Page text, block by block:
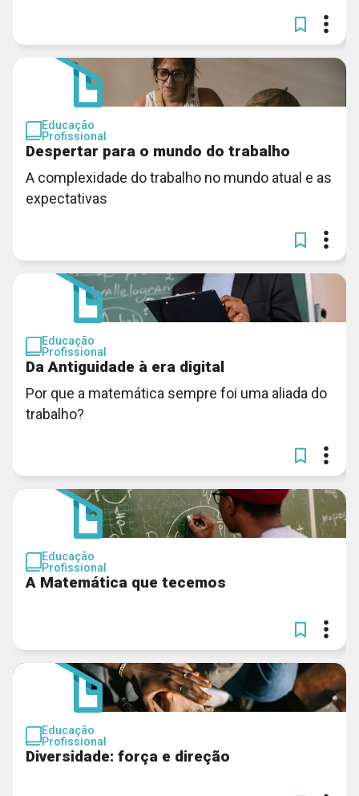
Educação
Profissional
Despertar para o mundo do trabalho
A complexidade do trabalho no mundo atual e as
expectativas
Educação
Profissional
Da Antiguidade à era digital
Por que a matemática sempre foi uma aliada do
trabalho?
Educação
Profissional
A Matemática que tecemos
Educação
Profissional
Diversidade: força e direção